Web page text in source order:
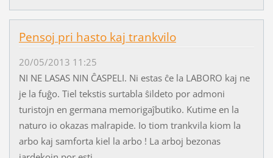
Pensoj pri hasto kaj trankvilo
20/05/2013 11:25
NI NE LASAS NIN ĈASPELI. Ni estas ĉe la LABORO kaj ne
je la fuĝo. Tiel tekstis surtabla ŝildeto por admoni
turistojn en germana memorigaĵbutiko. Kutime en la
naturo io okazas malrapide. Io tiom trankvila kiom la
arbo kaj samforta kiel la arbo ! La arboj bezonas